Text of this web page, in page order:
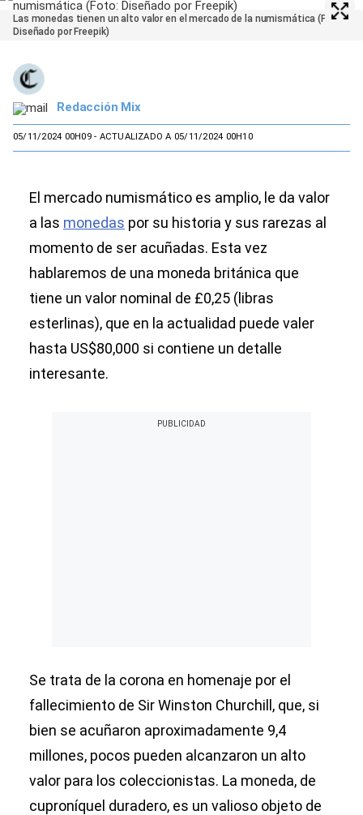
Las monedas tienen un alto valor en el mercado de la numismática (Foto:
Diseñado por Freepik)
Redacción Mix
05/11/2024 00H09- ACTUALIZADO A 05/11/2024 00H10
El mercado numismático es amplio, le da valor
a las monedas por su historia y sus rarezas al
momento de ser acuñadas. Esta vez
hablaremos de una moneda británica que
tiene un valor nominal de £0,25 (libras
esterlinas), que en la actualidad puede valer
hasta US$80,000 si contiene un detalle
interesante.
Se trata de la corona en homenaje por el
fallecimiento de Sir Winston Churchill, que, si
bien se acuñaron aproximadamente 9,4
millones, pocos pueden alcanzaron un alto
valor para los coleccionistas. La moneda, de
cuproníquel duradero, es un valioso objeto de